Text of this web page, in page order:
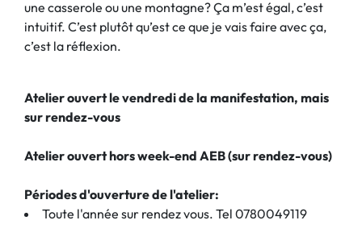
une casserole ou une montagne? Ça m’est égal, c’est
intuitif. C’est plutôt qu’est ce que je vais faire avec ça,
c’est la réflexion.
Atelier ouvert le vendredi de la manifestation, mais
sur rendez-vous
Atelier ouvert hors week-end AEB (sur rendez-vous)
Périodes d'ouverture de l'atelier:
Toute l'année sur rendez vous. Tel 0780049119